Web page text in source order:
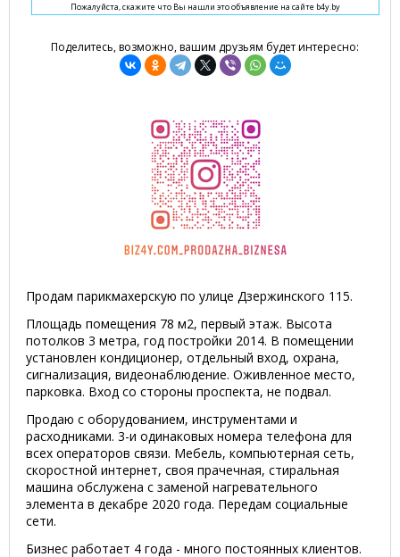
Пожалуйста, скажите что Вы нашли это объявление на сайте b4y.by
Поделитесь, возможно, вашим друзьям будет интересно:
Продам парикмахерскую по улице Дзержинского 115.
Площадь помещения 78 м2, первый этаж. Высота
потолков 3 метра, год постройки 2014. В помещении
установлен кондиционер, отдельный вход, охрана,
сигнализация, видеонаблюдение. Оживленное место,
парковка. Вход со стороны проспекта, не подвал.
Продаю с оборудованием, инструментами и
расходниками. 3-и одинаковых номера телефона для
всех операторов связи. Мебель, компьютерная сеть,
скоростной интернет, своя прачечная, стиральная
машина обслужена с заменой нагревательного
элемента в декабре 2020 года. Передам социальные
сети.
Бизнес работает 4 года - много постоянных клиентов.